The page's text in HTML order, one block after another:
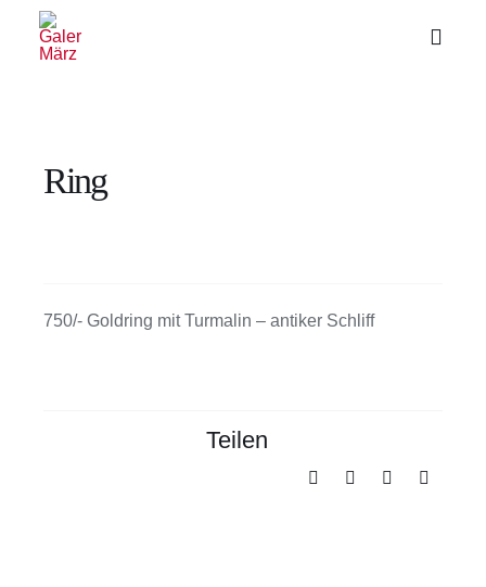
Inhalt
Toggle
Ring
750/- Goldring mit Turmalin – antiker Schliff
Teilen